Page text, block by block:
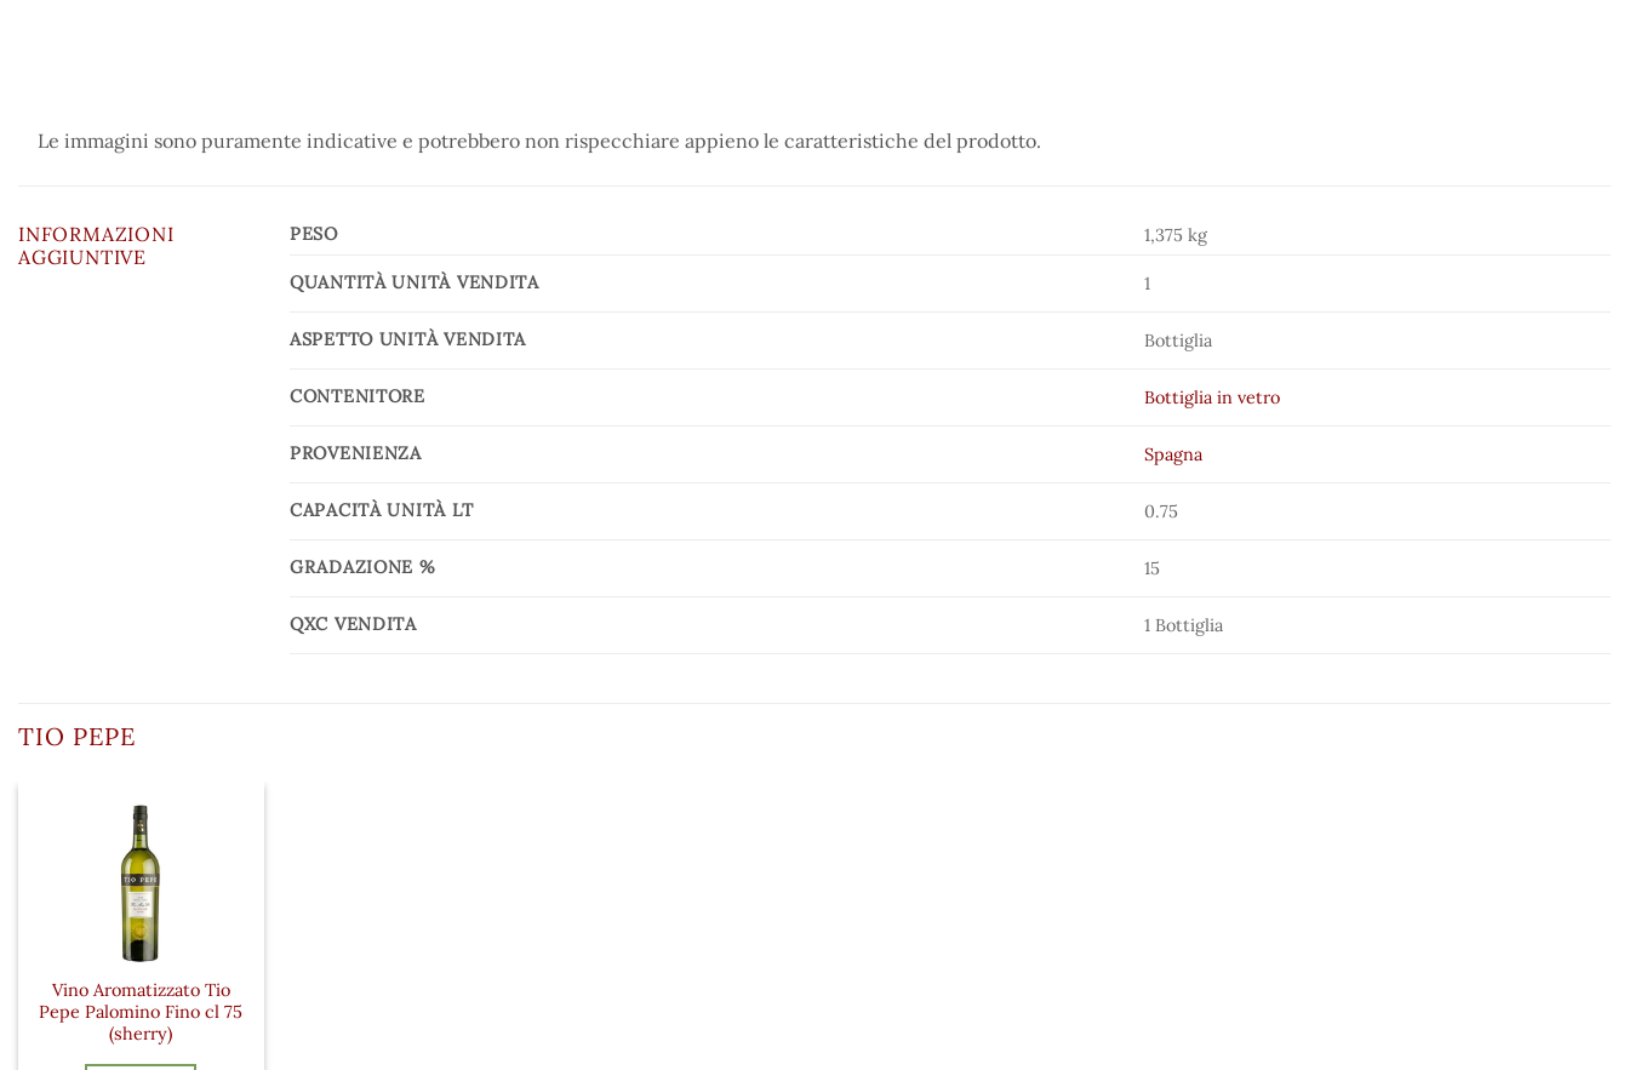
Le immagini sono puramente indicative e potrebbero non rispecchiare appieno le caratteristiche del prodotto.
INFORMAZIONI
AGGIUNTIVE
PESO 1,375 kg
QUANTITÀ UNITÀ VENDITA 1
ASPETTO UNITÀ VENDITA Bottiglia
CONTENITORE Bottiglia in vetro
PROVENIENZA Spagna
CAPACITÀ UNITÀ LT 0.75
GRADAZIONE % 15
QXC VENDITA 1 Bottiglia
TIO PEPE
Vino Aromatizzato Tio
Pepe Palomino Fino cl 75
(sherry)